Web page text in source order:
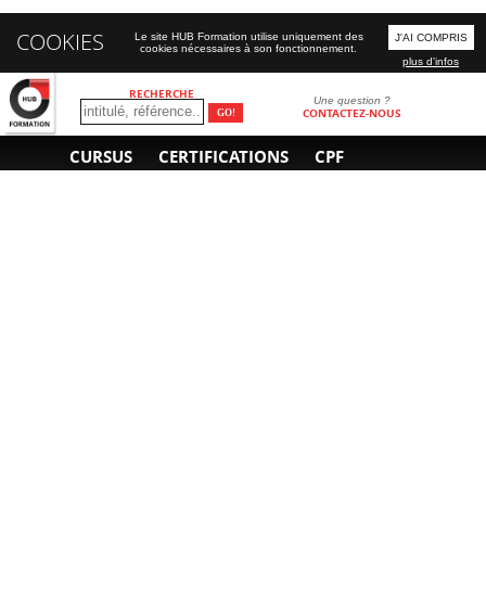
RECHERCHE Une question ?
CONTACTEZ-NOUS
CURSUS CERTIFICATIONS CPF
COOKIES
Le site HUB Formation utilise uniquement des
cookies nécessaires à son fonctionnement.
J'AI COMPRIS
plus d'infos